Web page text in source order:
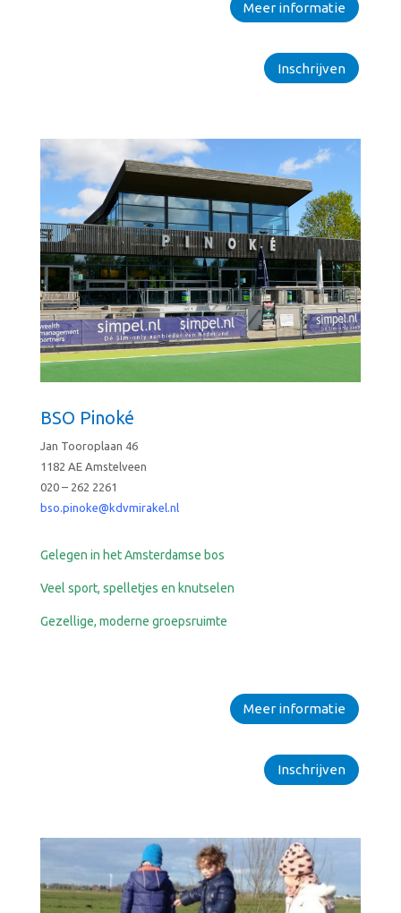
Meer informatie
Inschrijven
BSO Pinoké
Jan Tooroplaan 46
1182 AE Amstelveen
020 – 262 2261
bso.pinoke@kdvmirakel.nl
Gelegen in het Amsterdamse bos
Veel sport, spelletjes en knutselen
Gezellige, moderne groepsruimte
Meer informatie
Inschrijven